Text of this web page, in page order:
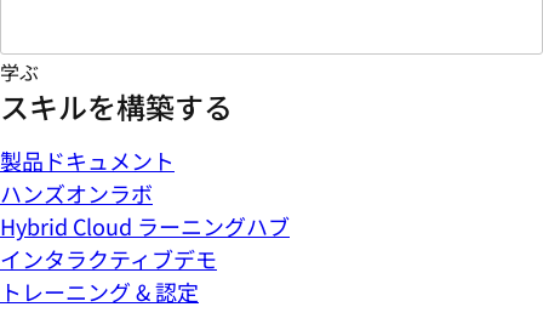
学ぶ
スキルを構築する
製品ドキュメント
ハンズオンラボ
Hybrid Cloud ラーニングハブ
インタラクティブデモ
トレーニング & 認定